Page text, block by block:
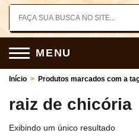
MENU
Início > Produtos marcados com a
raiz de chicória
Exibindo um único resultado